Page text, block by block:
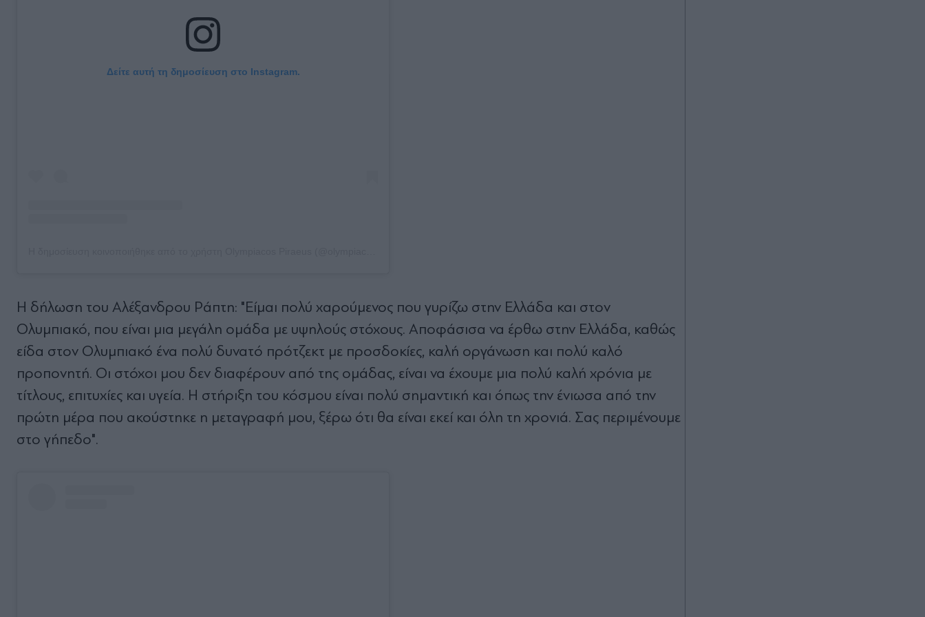
Δείτε αυτή τη δημοσίευση στο Instagram.
Η δήλωση του Αλέξανδρου Ράπτη: "Είμαι πολύ χαρούμενος που γυρίζω στην Ελλάδα και στον
Ολυμπιακό, που είναι μια μεγάλη ομάδα με υψηλούς στόχους. Αποφάσισα να έρθω στην Ελλάδα, καθώς
είδα στον Ολυμπιακό ένα πολύ δυνατό πρότζεκτ με προσδοκίες, καλή οργάνωση και πολύ καλό
προπονητή. Οι στόχοι μου δεν διαφέρουν από της ομάδας, είναι να έχουμε μια πολύ καλή χρόνια με
τίτλους, επιτυχίες και υγεία. Η στήριξη του κόσμου είναι πολύ σημαντική και όπως την ένιωσα από την
πρώτη μέρα που ακούστηκε η μεταγραφή μου, ξέρω ότι θα είναι εκεί και όλη τη χρονιά. Σας περιμένουμε
στο γήπεδο".